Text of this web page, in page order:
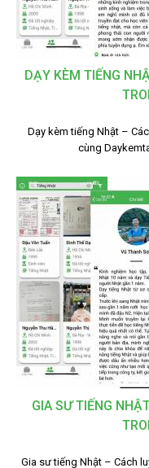
DẠY KÈM TIẾNG
Dạy kèm tiếng Nhật –
cùng
GIA SƯ TIẾNG
Gia sư tiếng Nhật – Cách